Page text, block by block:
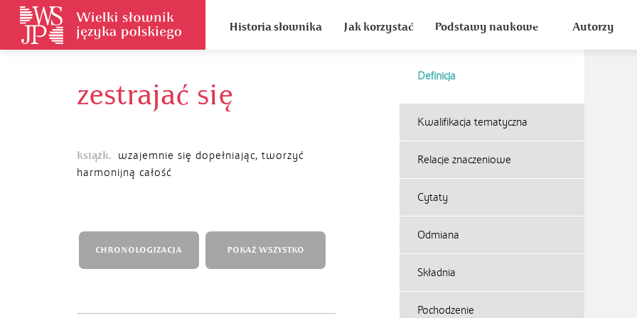
Historia słownika Jak korzystać Podstawy naukowe Autorzy
zestrajać się
Definicja
książk.
wzajemnie się dopełniając, tworzyć
harmonijną całość
Kwalifikacja tematyczna
Relacje znaczeniowe
Cytaty
Odmiana
Składnia
Pochodzenie
CHRONOLOGIZACJA POKAŻ WSZYSTKO